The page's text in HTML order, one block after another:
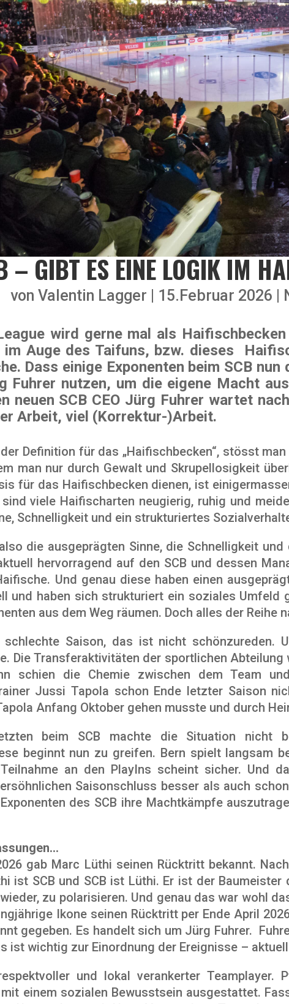
– GIBT ES EINE LOGIK IM
vonValentin Lagger 15.Februar 2026
wird gerne mal als
im Auge des Taifuns, bzw. dieses
Dass einige Exponenten beim SCB
Fuhrer nutzen, um die eigene Macht
neuen SCB CEO Jürg Fuhrer wartet
Arbeit, viel (Korrektur-)Arbeit.
Definition für das „Haifischbecken“, stösst
man nur durch Gewalt und Skrupellosigkeit
für das Haifischbecken dienen, ist
viele Haifischarten neugierig, ruhig und
Schnelligkeit und ein strukturiertes
die ausgeprägten Sinne, die Schnelligkeit
hervorragend auf den SCB und dessen
Und genau diese haben einen
und haben sich strukturiert ein soziales Umfeld
aus dem Weg räumen. Doch alles der Reihe
schlechte Saison, das ist nicht schönzureden.
Die Transferaktivitäten der sportlichen Abteilung
schien die Chemie zwischen dem Team
Jussi Tapola schon Ende letzter Saison
Anfang Oktober gehen musste und durch
beim SCB machte die Situation nicht
beginnt nun zu greifen. Bern spielt langsam
an den PlayIns scheint sicher. Und
Saisonschluss besser als auch
des SCB ihre Machtkämpfe
gab Marc Lüthi seinen Rücktritt bekannt.
ist SCB und SCB ist Lüthi. Er ist der
zu polarisieren. Und genau das war wohl
Ikone seinen Rücktritt per Ende April
gegeben. Es handelt sich um Jürg Fuhrer.
ist wichtig zur Einordnung der Ereignisse –
und lokal verankerter Teamplayer.
einem sozialen Bewusstsein ausgestattet.